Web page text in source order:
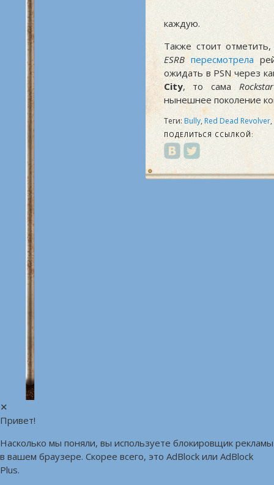
каждую.
Также стоит
ESRB пересмотрела
ожидать в PSN через
City, то самаRockstar
нынешнее поколение
Теги:Bully,Red Dead Revolver,
ПОДЕЛИТЬСЯ ССЫЛКОЙ:
✕
Привет!
Насколько мы поняли, вы используете блокировщик рекламы
в вашем браузере. Скорее всего, это AdBlock или AdBlock
Plus.